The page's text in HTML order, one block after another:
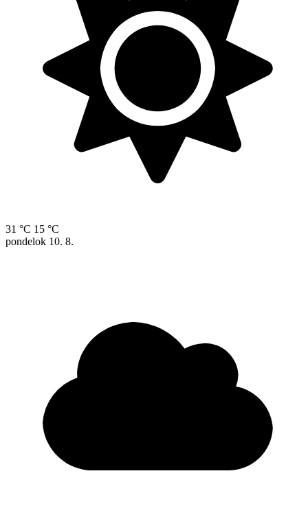
31 °C 15 °C
pondelok 10. 8.